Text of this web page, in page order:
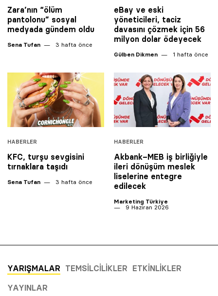
Zara’nın “ölüm
pantolonu” sosyal
medyada gündem oldu
Sena Tufan 3 hafta önce
eBay ve eski
yöneticileri, taciz
davasını çözmek için 56
milyon dolar ödeyecek
Gülben Dikmen 1 hafta önce
HABERLER
KFC, turşu sevgisini
tırnaklara taşıdı
Sena Tufan 3 hafta önce
HABERLER
Akbank–MEB iş birliğiyle
ileri dönüşüm meslek
liselerine entegre
edilecek
Marketing Türkiye
9 Haziran 2026
YARIŞMALAR TEMSILCILIKLER ETKINLIKLER
YAYINLAR